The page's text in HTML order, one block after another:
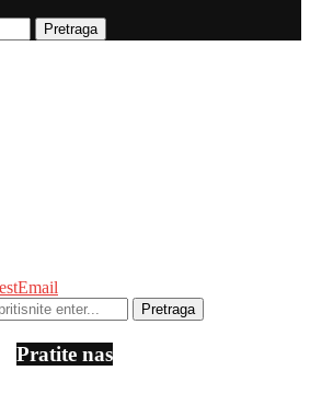
Pretraga
Email
Pratite nas